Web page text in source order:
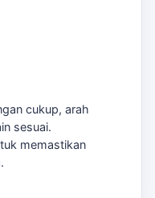
mendefinisikan area
dan
dapat
dengan jelas.
faktor blower
pemasangan yang
ke layanan terkait,
target promosi.
cukup, arah
sesuai.
memastikan